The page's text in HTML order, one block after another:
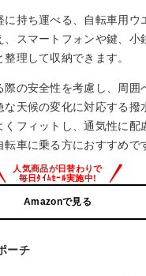
に持ち運べる、自転車用ウ
スマートフォンや鍵、小
理して収納できます。
際の安全性を考慮し、周囲
な天候の変化に対応する撥
くフィットし、通気性に配
車に乗る方におすすめで
Amazonで見る
ーチ